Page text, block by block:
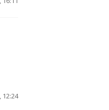
12:24